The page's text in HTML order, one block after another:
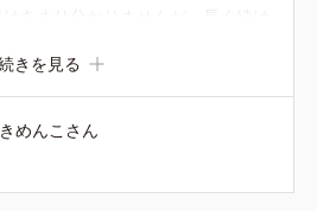
はあまり分かりませんが 長く続け
きを見る
めんこさん